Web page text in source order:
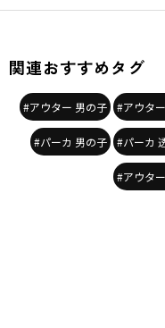
関連おすすめタグ
#アウター 男の子 #アウタ
#パーカ 男の子 #パーカ
#アウタ